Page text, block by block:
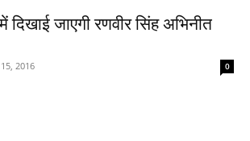
दिखाई जाएगी रणवीर सिंह अभिनीत
2016 0